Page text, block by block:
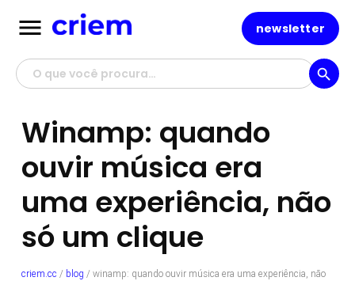
newsletter
search
menu
Winamp: quando
ouvir música era
uma experiência, não
só um clique
criem.cc / blog / winamp: quando ouvir música era uma experiência, não